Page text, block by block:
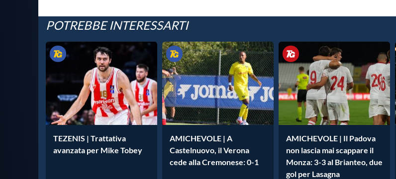
POTREBBE INTERESSARTI
TEZENIS | Trattativa
avanzata per Mike Tobey
AMICHEVOLE | A
Castelnuovo, il Verona
cede alla Cremonese: 0-1
AMICHEVOLE | Il Padova
non lascia mai scappare il
Monza: 3-3 al Brianteo, due
gol per Lasagna